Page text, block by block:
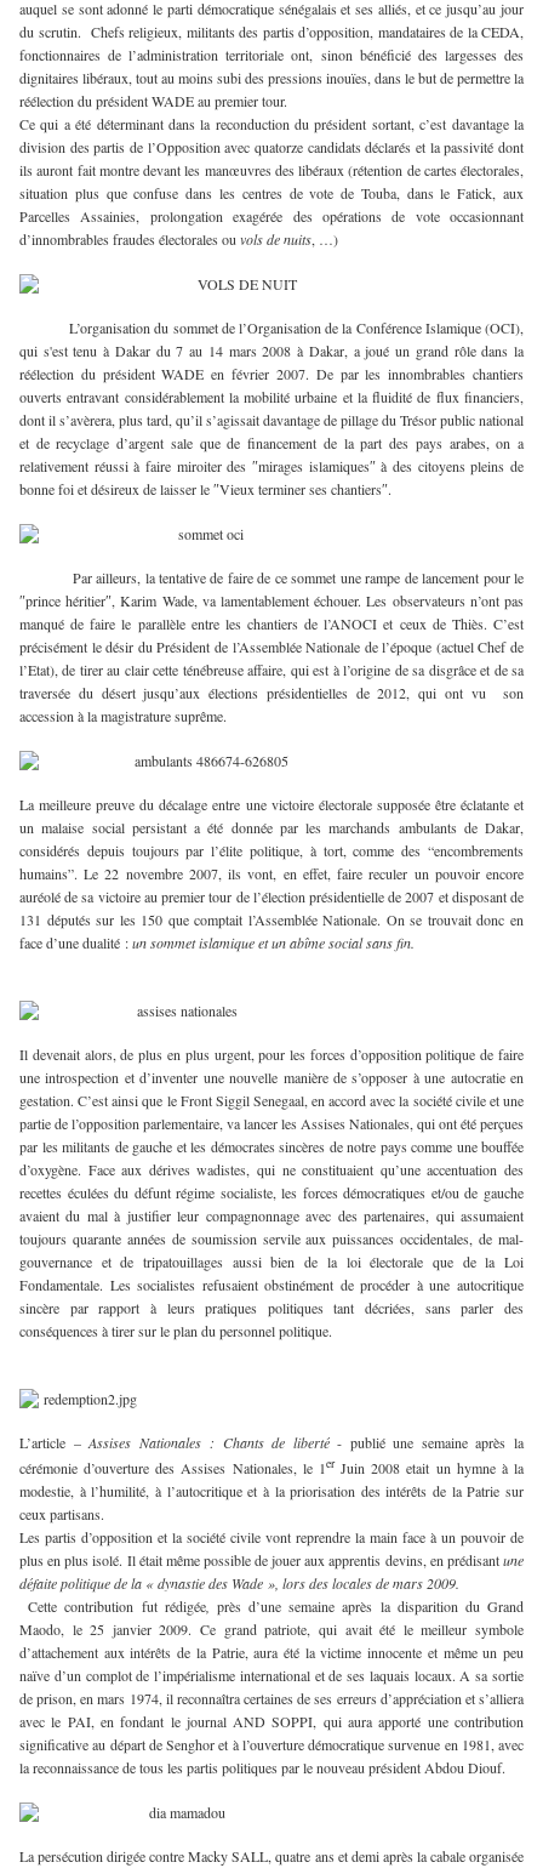
auquel se sont adonné le parti démocratique sénégalais et ses alliés, et ce jusqu’au jour
du scrutin. Chefs religieux, militants des partis d’opposition, mandataires de la CEDA,
fonctionnaires de l’administration territoriale ont, sinon bénéficié des largesses des
dignitaires libéraux, tout au moins subi des pressions inouïes, dans le but de permettre la
réélection du président WADE au premier tour.
Ce qui a été déterminant dans la reconduction du président sortant, c’est davantage la
division des partis de l’Opposition avec quatorze candidats déclarés et la passivité dont
ils auront fait montre devant les manœuvres des libéraux (rétention de cartes électorales,
situation plus que confuse dans les centres de vote de Touba, dans le Fatick, aux
Parcelles Assainies, prolongation exagérée des opérations de vote occasionnant
d’innombrables fraudes électorales ou vols de nuits, …)
L’organisation du sommet de l’Organisation de la Conférence Islamique (OCI),
qui s'est tenu à Dakar du 7 au 14 mars 2008 à Dakar, a joué un grand rôle dans la
réélection du président WADE en février 2007. De par les innombrables chantiers
ouverts entravant considérablement la mobilité urbaine et la fluidité de flux financiers,
dont il s’avèrera, plus tard, qu’il s’agissait davantage de pillage du Trésor public national
et de recyclage d’argent sale que de financement de la part des pays arabes, on a
relativement réussi à faire miroiter des ″mirages islamiques″ à des citoyens pleins de
bonne foi et désireux de laisser le ″Vieux terminer ses chantiers″.
Par ailleurs, la tentative de faire de ce sommet une rampe de lancement pour le
″prince héritier″, Karim Wade, va lamentablement échouer. Les observateurs n’ont pas
manqué de faire le parallèle entre les chantiers de l’ANOCI et ceux de Thiès. C’est
précisément le désir du Président de l’Assemblée Nationale de l’époque (actuel Chef de
l’Etat), de tirer au clair cette ténébreuse affaire, qui est à l’origine de sa disgrâce et de sa
traversée du désert jusqu’aux élections présidentielles de 2012, qui ont vu son
accession à la magistrature suprême.
La meilleure preuve du décalage entre une victoire électorale supposée être éclatante et
un malaise social persistant a été donnée par les marchands ambulants de Dakar,
considérés depuis toujours par l’élite politique, à tort, comme des “encombrements
humains”. Le 22 novembre 2007, ils vont, en effet, faire reculer un pouvoir encore
auréolé de sa victoire au premier tour de l’élection présidentielle de 2007 et disposant de
131 députés sur les 150 que comptait l’Assemblée Nationale. On se trouvait donc en
face d’une dualité :un sommet islamique et un abîme social sans fin.
Il devenait alors, de plus en plus urgent, pour les forces d’opposition politique de faire
une introspection et d’inventer une nouvelle manière de s’opposer à une autocratie en
gestation. C’est ainsi que le Front Siggil Senegaal, en accord avec la société civile et une
partie de l’opposition parlementaire, va lancer les Assises Nationales, qui ont été perçues
par les militants de gauche et les démocrates sincères de notre pays comme une bouffée
d’oxygène. Face aux dérives wadistes, qui ne constituaient qu’une accentuation des
recettes éculées du défunt régime socialiste, les forces démocratiques et/ou de gauche
avaient du mal à justifier leur compagnonnage avec des partenaires, qui assumaient
toujours quarante années de soumission servile aux puissances occidentales, de mal-
gouvernance et de tripatouillages aussi bien de la loi électorale que de la Loi
Fondamentale. Les socialistes refusaient obstinément de procéder à une autocritique
sincère par rapport à leurs pratiques politiques tant décriées, sans parler des
conséquences à tirer sur le plan du personnel politique.
L’article –Assises Nationales : Chants de liberté- publié une semaine après la
cérémonie d’ouverture des Assises Nationales, le 1erJuin 2008 etait un hymne à la
modestie, à l’humilité, à l’autocritique et à la priorisation des intérêts de la Patrie sur
ceux partisans.
Les partis d’opposition et la société civile vont reprendre la main face à un pouvoir de
plus en plus isolé. Il était même possible de jouer aux apprentis devins, en prédisantune
défaite politique de la « dynastie des Wade », lors des locales de mars 2009.
Cette contribution fut rédigée, près d’une semaine après la disparition du Grand
Maodo, le 25 janvier 2009. Ce grand patriote, qui avait été le meilleur symbole
d’attachement aux intérêts de la Patrie, aura été la victime innocente et même un peu
naïve d’un complot de l’impérialisme international et de ses laquais locaux. A sa sortie
de prison, en mars 1974, il reconnaîtra certaines de ses erreurs d’appréciation et s’alliera
avec le PAI, en fondant le journal AND SOPPI, qui aura apporté une contribution
significative au départ de Senghor et à l’ouverture démocratique survenue en 1981, avec
la reconnaissance de tous les partis politiques par le nouveau président Abdou Diouf.
La persécution dirigée contre Macky SALL, quatre ans et demi après la cabale organisée